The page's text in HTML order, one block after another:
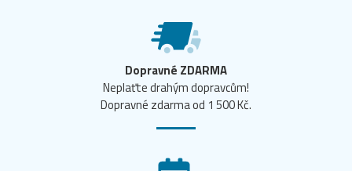
Dopravné ZDARMA
Neplaťte drahým dopravcům!
Dopravné zdarma od 1 500 Kč.